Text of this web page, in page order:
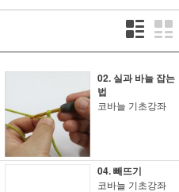
02. 실과 바늘 잡는
법
코바늘 기초강좌
04. 빼뜨기
코바늘 기초강좌